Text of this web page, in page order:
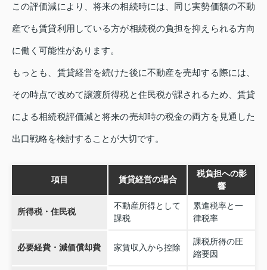
この評価減により、将来の相続時には、同じ実勢価額の不動
産でも賃貸利用している方が相続税の負担を抑えられる方向
に働く可能性があります。
もっとも、賃貸経営を続けた後に不動産を売却する際には、
その時点で改めて譲渡所得税と住民税が課されるため、賃貸
による相続税評価減と将来の売却時の税金の両方を見通した
出口戦略を検討することが大切です。
項目 賃貸経営の場合
税負担への影
響
所得税・住民税
不動産所得として
課税
累進税率と一
律税率
必要経費・減価償却費 家賃収入から控除
課税所得の圧
縮要因